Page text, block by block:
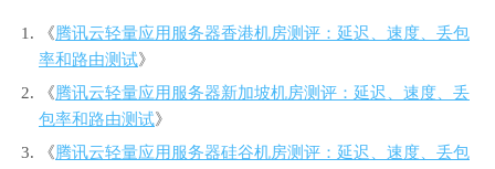
《腾讯云轻量应用服务器香港机房测评：延迟、速度、丢包
率和路由测试》
《腾讯云轻量应用服务器新加坡机房测评：延迟、速度、丢
包率和路由测试》
《腾讯云轻量应用服务器硅谷机房测评：延迟、速度、丢包